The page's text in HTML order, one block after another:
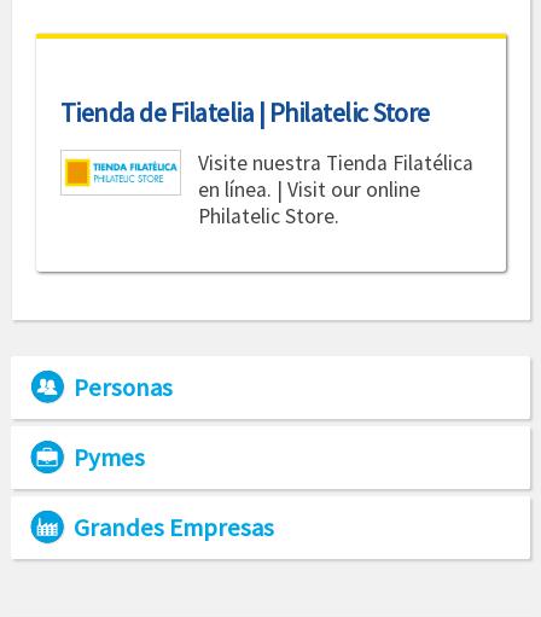
Tienda de Filatelia | Philatelic Store
Visite nuestra Tienda Filatélica
en línea. | Visit our online
Philatelic Store.
Personas
Pymes
Grandes Empresas